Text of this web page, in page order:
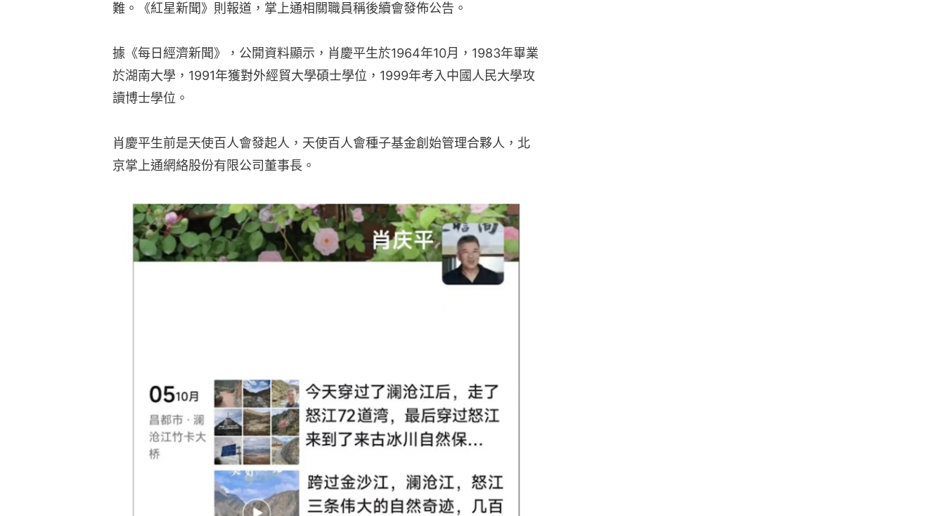
難。《紅星新聞》則報道，掌上通相關職員稱後續會發佈公告。
據《每日經濟新聞》，公開資料顯示，肖慶平生於1964年10月，1983年畢業
於湖南大學，1991年獲對外經貿大學碩士學位，1999年考入中國人民大學攻
讀博士學位。
肖慶平生前是天使百人會發起人，天使百人會種子基金創始管理合夥人，北
京掌上通網絡股份有限公司董事長。